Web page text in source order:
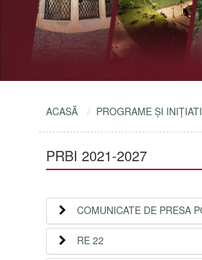
ACASĂ PROGRAME ŞI
PRBI 2021-2027
COMUNICATE DE PRESA
RE 22